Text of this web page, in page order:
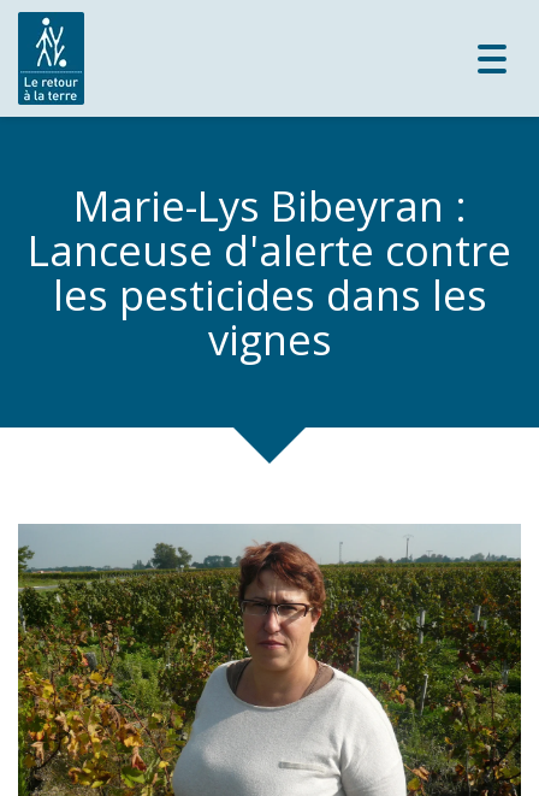
Marie-Lys Bibeyran :
Lanceuse d'alerte contre
les pesticides dans les
vignes